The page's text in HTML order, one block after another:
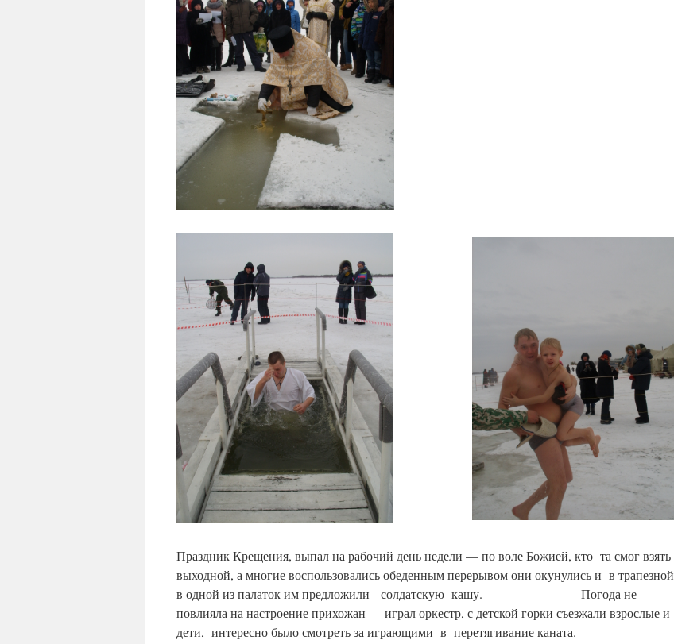
Праздник Крещения, выпал на рабочий день недели — по воле Божией, кто та смог взять
выходной, а многие воспользовались обеденным перерывом они окунулись и в трапезной
в одной из палаток им предложили солдатскую кашу. Погода не
повлияла на настроение прихожан — играл оркестр, с детской горки съезжали взрослые и
дети, интересно было смотреть за играющими в перетягивание каната.